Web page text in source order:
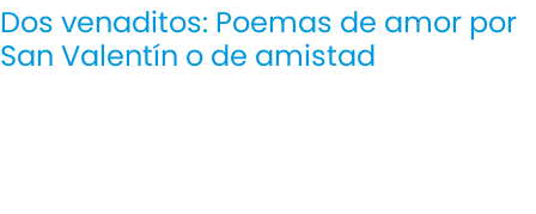
Dos venaditos: Poemas de amor por
San Valentín o de amistad